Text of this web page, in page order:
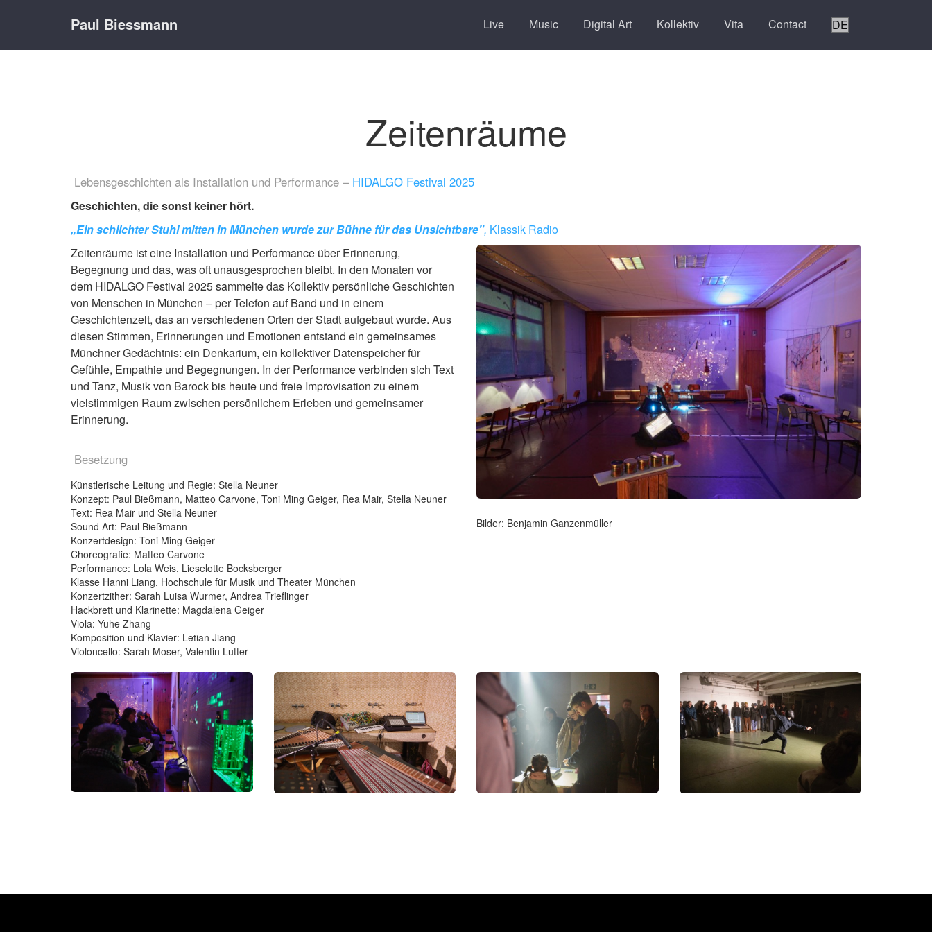
Paul Biessmann Live Music Digital Art Kollektiv Vita Contact
Zeitenräume
Lebensgeschichten als Installation und Performance – HIDALGO Festival 2025
Geschichten, die sonst keiner hört.
„Ein schlichter Stuhl mitten in München wurde zur Bühne für das Unsichtbare", Klassik Radio
Zeitenräume ist eine Installation und Performance über Erinnerung,
Begegnung und das, was oft unausgesprochen bleibt. In den Monaten vor
dem HIDALGO Festival 2025 sammelte das Kollektiv persönliche Geschichten
von Menschen in München – per Telefon auf Band und in einem
Geschichtenzelt, das an verschiedenen Orten der Stadt aufgebaut wurde. Aus
diesen Stimmen, Erinnerungen und Emotionen entstand ein gemeinsames
Münchner Gedächtnis: ein Denkarium, ein kollektiver Datenspeicher für
Gefühle, Empathie und Begegnungen. In der Performance verbinden sich Text
und Tanz, Musik von Barock bis heute und freie Improvisation zu einem
vielstimmigen Raum zwischen persönlichem Erleben und gemeinsamer
Erinnerung.
Besetzung
Künstlerische Leitung und Regie: Stella Neuner
Konzept: Paul Bießmann, Matteo Carvone, Toni Ming Geiger, Rea Mair, Stella Neuner
Text: Rea Mair und Stella Neuner
Sound Art: Paul Bießmann
Konzertdesign: Toni Ming Geiger
Choreografie: Matteo Carvone
Performance: Lola Weis, Lieselotte Bocksberger
Klasse Hanni Liang, Hochschule für Musik und Theater München
Konzertzither: Sarah Luisa Wurmer, Andrea Trieflinger
Hackbrett und Klarinette: Magdalena Geiger
Viola: Yuhe Zhang
Komposition und Klavier: Letian Jiang
Violoncello: Sarah Moser, Valentin Lutter
Bilder: Benjamin Ganzenmüller